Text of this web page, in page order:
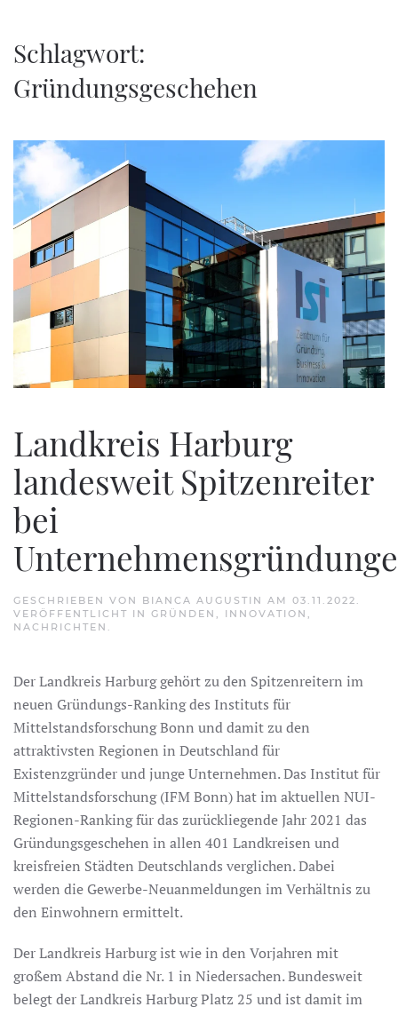
Zum Hauptinhalt springen
Schlagwort:
Gründungsgeschehen
Landkreis Harburg
landesweit Spitzenreiter
bei
GESCHRIEBEN VON BIANCA AUGUSTIN AM 03.11.2022
VERÖFFENTLICHT IN GRÜNDEN INNOVATION
NACHRICHTEN
Der Landkreis Harburg gehört zu den Spitzenreitern im
neuen Gründungs-Ranking des Instituts für
Mittelstandsforschung Bonn und damit zu den
attraktivsten Regionen in Deutschland für
Existenzgründer und junge Unternehmen. Das Institut für
Mittelstandsforschung (IFM Bonn) hat im aktuellen NUI-
Regionen-Ranking für das zurückliegende Jahr 2021 das
Gründungsgeschehen in allen 401 Landkreisen und
kreisfreien Städten Deutschlands verglichen. Dabei
werden die Gewerbe-Neuanmeldungen im Verhältnis zu
den Einwohnern ermittelt.
Der Landkreis Harburg ist wie in den Vorjahren mit
großem Abstand die Nr. 1 in Niedersachen. Bundesweit
belegt der Landkreis Harburg Platz 25 und ist damit im